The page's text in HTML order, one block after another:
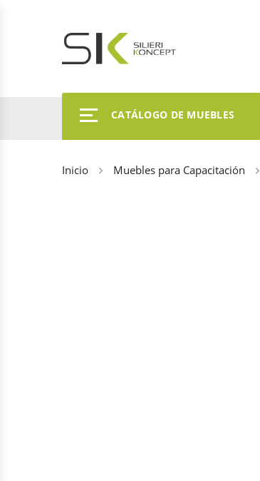
CATÁLOGO DE MUEBLES
Inicio Muebles para Capacitación